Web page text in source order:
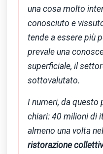
una cosa molto
conosciuto e
tende a essere più
prevale una
superficiale, il
sottovalutato.
I numeri, da questo
chiari: 40 milioni di
almeno una volta
ristorazione